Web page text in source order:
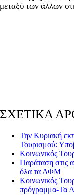
μεταξύ των άλλων
ΣΧΕΤΙΚΑ
Την Κυριακή
Τουρισμού:
Κοινωνικός
Παράταση στις
όλα τα ΑΦΜ
Κοινωνικός
πρόγραμμα-Τα